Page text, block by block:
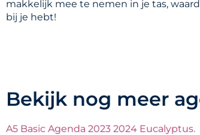
makkelijk mee te nemen in je tas,
bij je hebt!
Bekijk nog meer
A5 Basic Agenda 2023 2024 Eucalyptus.